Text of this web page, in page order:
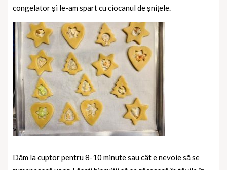
congelator și le-am spart cu ciocanul de șnițele.
Dăm la cuptor pentru 8-10 minute sau cât e nevoie să se